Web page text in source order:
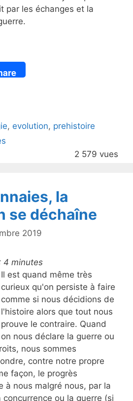
par les échanges et la
, evolution, prehistoire
2 579 vues
la
se déchaîne
2019
4 minutes
Il est quand même très
curieux qu'on persiste à faire
comme si nous décidions de
l'histoire alors que tout nous
prouve le contraire. Quand
on nous déclare la guerre ou
nous sommes
contre notre propre
façon, le progrès
à nous malgré nous, par la
ou la guerre (si